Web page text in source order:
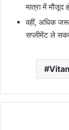
मात्रा में मौजूद
वहीं, अधिक
सप्लीमेंट ले